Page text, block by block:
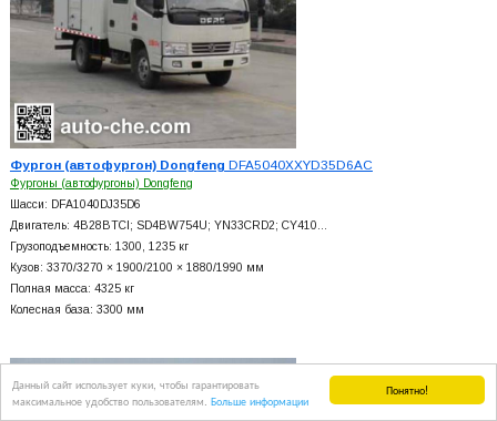
Понятно!
Данный сайт использует куки, чтобы гарантировать
максимальное удобство пользователям. Больше информации
Фургон (автофургон) Dongfeng DFA5040XXYD35D6AC
Фургоны (автофургоны) Dongfeng
Шасси: DFA1040DJ35D6
Двигатель: 4B28BTCI; SD4BW754U; YN33CRD2; CY410…
Грузоподъемность: 1300, 1235 кг
Кузов: 3370/3270 × 1900/2100 × 1880/1990 мм
Полная масса: 4325 кг
Колесная база: 3300 мм